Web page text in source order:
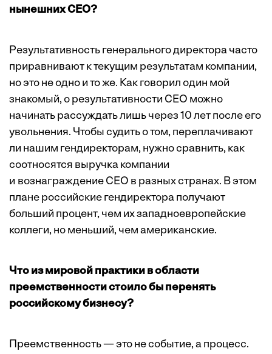
нынешних СЕО?
Результативность генерального директора часто
приравнивают к текущим результатам компании,
но это не одно и то же. Как говорил один мой
знакомый, о результативности CEO можно
начинать рассуждать лишь через 10 лет после его
увольнения. Чтобы судить о том, переплачивают
ли нашим гендиректорам, нужно сравнить, как
соотносятся выручка компании
и вознаграждение CEO в разных странах. В этом
плане российские гендиректора получают
больший процент, чем их западноевропейские
коллеги, но меньший, чем американские.
Что из мировой практики в области
преемственности стоило бы перенять
российскому бизнесу?
Преемственность — это не событие, а процесс.